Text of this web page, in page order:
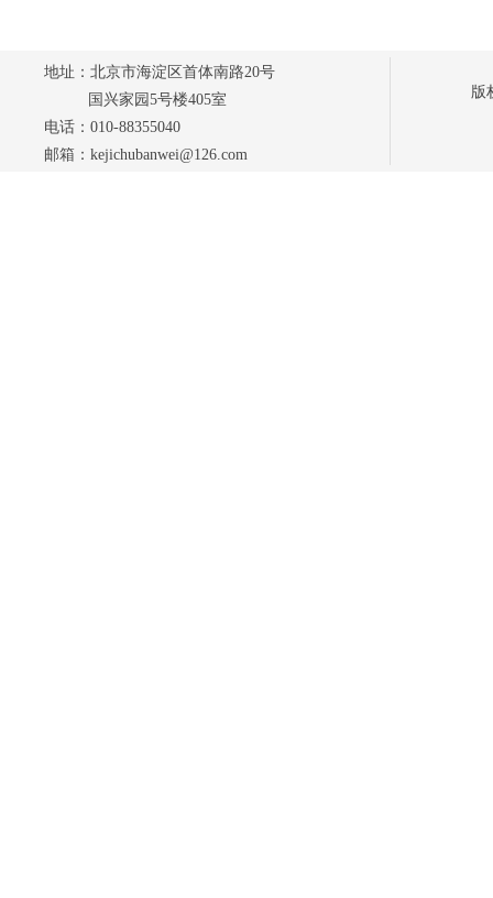
版
地址：北京市海淀区首体南路20号
国兴家园5号楼405室
电话：010-88355040
邮箱：kejichubanwei@126.com